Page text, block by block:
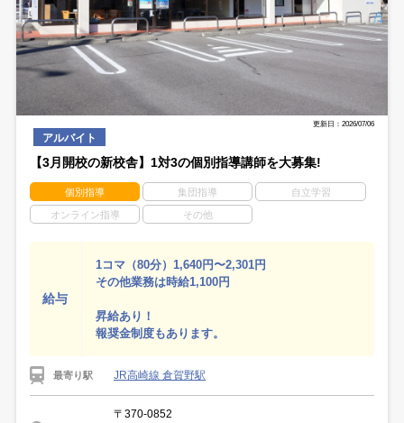
更新日：2026/07/06
アルバイト
【3月開校の新校舎】1対3の個別指導講師を大募集!
個別指導 集団指導 自立学習
オンライン指導 その他
給与
1コマ（80分）1,640円〜2,301円
その他業務は時給1,100円
昇給あり！
報奨金制度もあります。
最寄り駅 JR高崎線 倉賀野駅
〒370-0852